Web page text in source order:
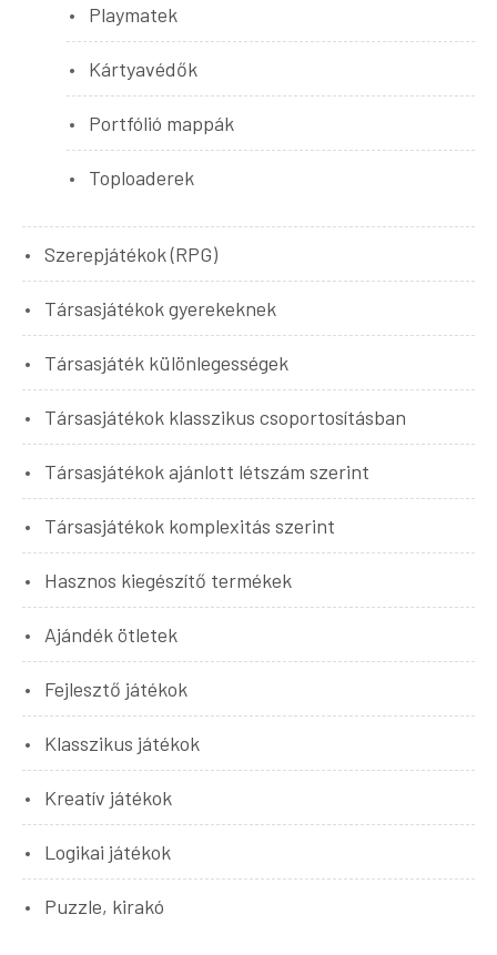
Playmatek
Kártyavédők
Portfólió mappák
Toploaderek
Szerepjátékok (RPG)
Társasjátékok gyerekeknek
Társasjáték különlegességek
Társasjátékok klasszikus csoportosításban
Társasjátékok ajánlott létszám szerint
Társasjátékok komplexitás szerint
Hasznos kiegészítő termékek
Ajándék ötletek
Fejlesztő játékok
Klasszikus játékok
Kreatív játékok
Logikai játékok
Puzzle, kirakó